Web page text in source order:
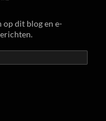
op dit blog en e-